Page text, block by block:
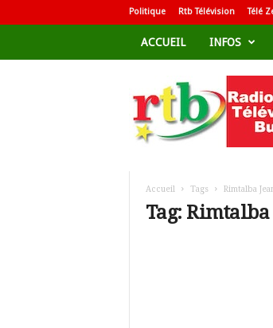
Politique Rtb Télévision Télé
ACCUEIL INFOS
d
i
Accueil Tags Rimtalba
Tag: